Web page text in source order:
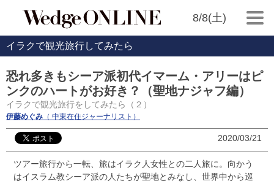
8/8(土)
イラクで観光旅行してみたら
恐れ多きもシーア派初代イマーム・アリーはピ
ンクのハートがお好き？（聖地ナジャフ編）
イラクで観光旅行をしてみたら（２）
伊藤めぐみ （ 中東在住ジャーナリスト）
2020/03/21
ツアー旅行から一転、旅はイラク人女性との二人旅に。向かう
はイスラム教シーア派の人たちが聖地とみなし、世界中から巡